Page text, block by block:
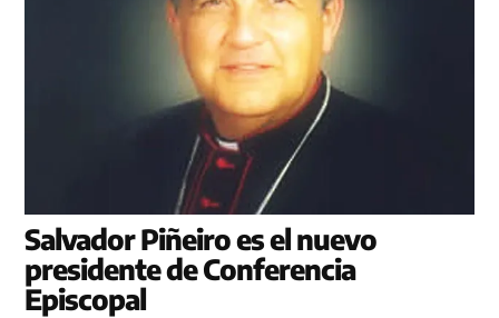
Salvador Piñeiro es el nuevo
presidente de Conferencia
Episcopal